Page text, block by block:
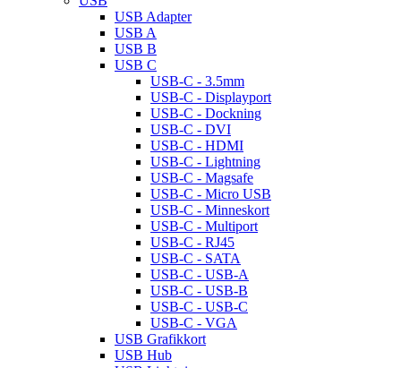
USB Adapter
USB A
USB B
USB C
USB-C - 3.5mm
USB-C - Displayport
USB-C - Dockning
USB-C - DVI
USB-C - HDMI
USB-C - Lightning
USB-C - Magsafe
USB-C - Micro USB
USB-C - Minneskort
USB-C - Multiport
USB-C - RJ45
USB-C - SATA
USB-C - USB-A
USB-C - USB-B
USB-C - USB-C
USB-C - VGA
USB Grafikkort
USB Hub